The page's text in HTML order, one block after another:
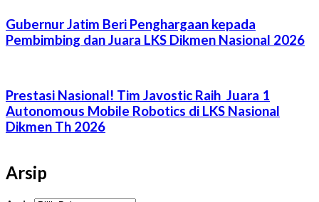
Gubernur Jatim Beri Penghargaan kepada
Pembimbing dan Juara LKS Dikmen Nasional 2026
Prestasi Nasional! Tim Javostic Raih Juara 1
Autonomous Mobile Robotics di LKS Nasional
Dikmen Th 2026
Arsip